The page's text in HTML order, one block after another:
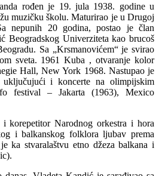
rođen je 19. jula 1938. godine u
muzičku školu. Maturirao je u Drugoj
nepunih 20 godina, postao je član
Beogradskog Univerziteta kao brucoš
Sa „Krsmanovićem“ je svirao
sveta. 1961 Kuba , otvaranje kolor
Hall, New York 1968. Nastupao je
i koncerte na olimpijskim
festival – Jakarta (1963), Mexico
korepetitor Narodnog orkestra i hora
i balkanskog folklora ljubav prema
ka stvaralaštvu etno džeza balkana i